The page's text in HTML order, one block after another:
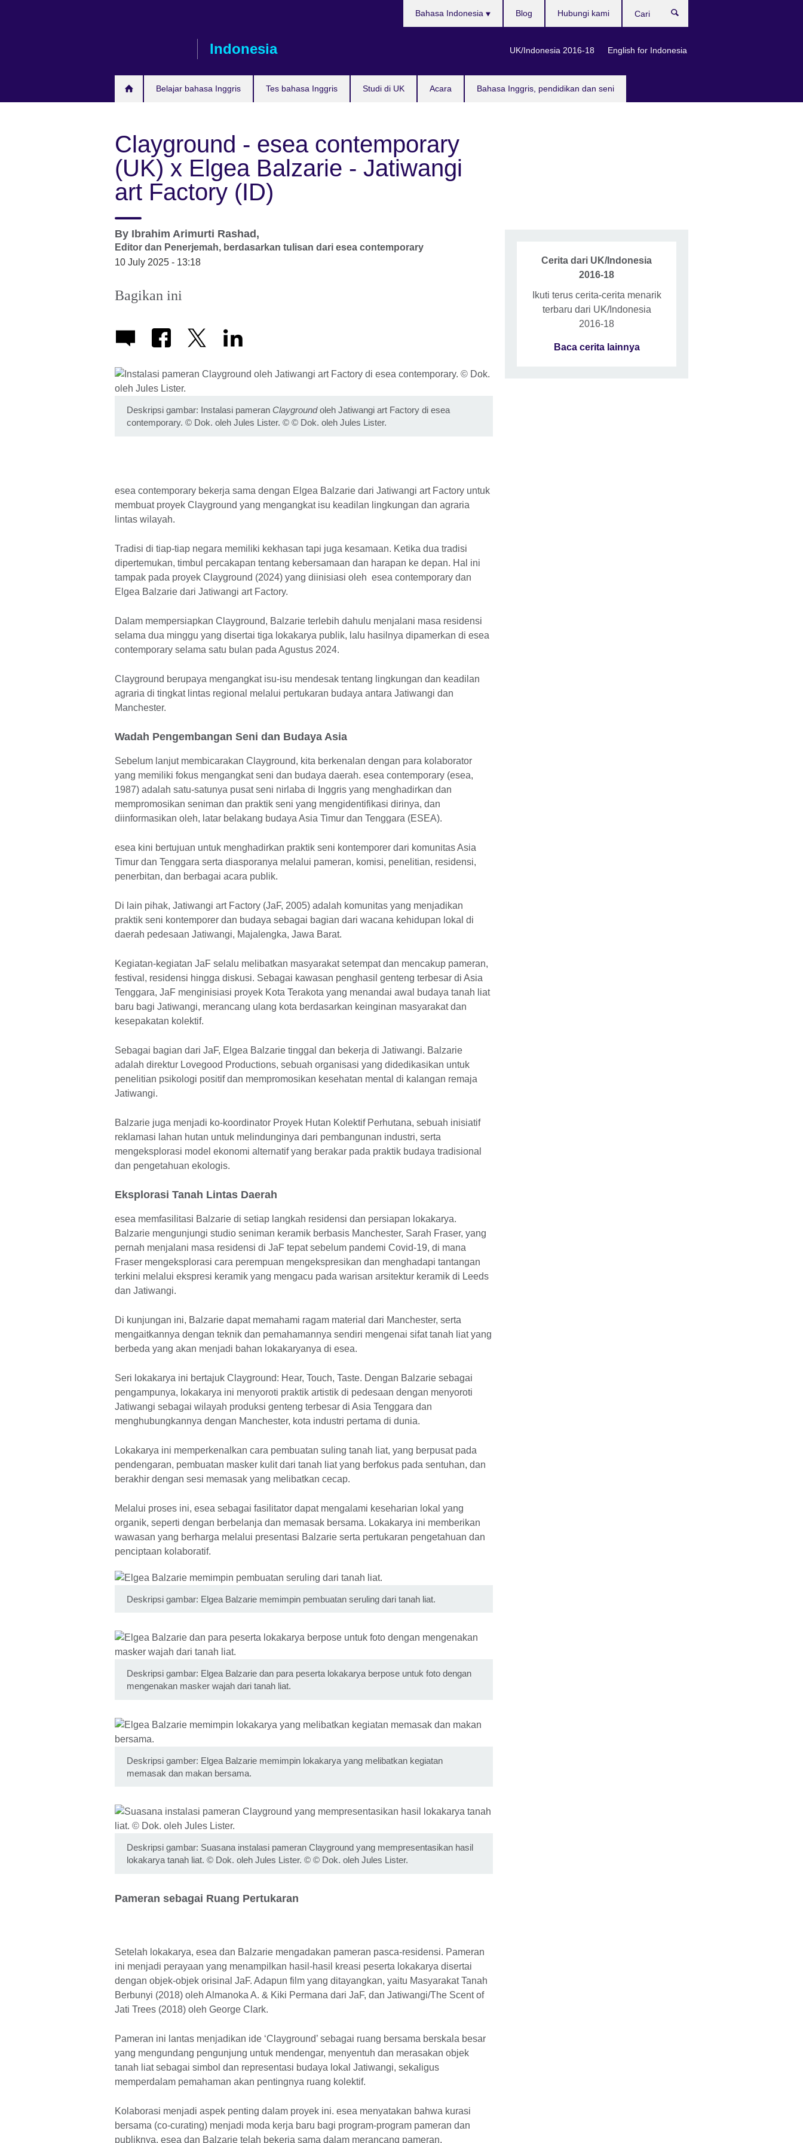
Indonesia
Belajar bahasa Inggris Tes bahasa Inggris Studi di UK Acara Bahasa Inggris, pendidikan dan seni
Bahasa Indonesia
UK/Indonesia 2016-18 English for Indonesia
Blog Hubungi kami
Clayground - esea contemporary
(UK) x Elgea Balzarie - Jatiwangi
art Factory (ID)
By Ibrahim Arimurti Rashad,
Editor dan Penerjemah, berdasarkan tulisan dari esea contemporary
10 July 2025 - 13:18
Bagikan ini
Deskripsi gambar: Instalasi pameran Claygroundoleh Jatiwangi art Factory di esea
contemporary. © Dok. oleh Jules Lister. © © Dok. oleh Jules Lister.
esea contemporary bekerja sama dengan Elgea Balzarie dari Jatiwangi art Factory untuk
membuat proyek Clayground yang mengangkat isu keadilan lingkungan dan agraria
lintas wilayah.
Tradisi di tiap-tiap negara memiliki kekhasan tapi juga kesamaan. Ketika dua tradisi
dipertemukan, timbul percakapan tentang kebersamaan dan harapan ke depan. Hal ini
tampak pada proyek Clayground (2024) yang diinisiasi oleh esea contemporary dan
Elgea Balzarie dari Jatiwangi art Factory.
Dalam mempersiapkan Clayground, Balzarie terlebih dahulu menjalani masa residensi
selama dua minggu yang disertai tiga lokakarya publik, lalu hasilnya dipamerkan di esea
contemporary selama satu bulan pada Agustus 2024.
Clayground berupaya mengangkat isu-isu mendesak tentang lingkungan dan keadilan
agraria di tingkat lintas regional melalui pertukaran budaya antara Jatiwangi dan
Manchester.
Wadah Pengembangan Seni dan Budaya Asia
Sebelum lanjut membicarakan Clayground, kita berkenalan dengan para kolaborator
yang memiliki fokus mengangkat seni dan budaya daerah. esea contemporary (esea,
1987) adalah satu-satunya pusat seni nirlaba di Inggris yang menghadirkan dan
mempromosikan seniman dan praktik seni yang mengidentifikasi dirinya, dan
diinformasikan oleh, latar belakang budaya Asia Timur dan Tenggara (ESEA).
esea kini bertujuan untuk menghadirkan praktik seni kontemporer dari komunitas Asia
Timur dan Tenggara serta diasporanya melalui pameran, komisi, penelitian, residensi,
penerbitan, dan berbagai acara publik.
Di lain pihak, Jatiwangi art Factory (JaF, 2005) adalah komunitas yang menjadikan
praktik seni kontemporer dan budaya sebagai bagian dari wacana kehidupan lokal di
daerah pedesaan Jatiwangi, Majalengka, Jawa Barat.
Kegiatan-kegiatan JaF selalu melibatkan masyarakat setempat dan mencakup pameran,
festival, residensi hingga diskusi. Sebagai kawasan penghasil genteng terbesar di Asia
Tenggara, JaF menginisiasi proyek Kota Terakota yang menandai awal budaya tanah liat
baru bagi Jatiwangi, merancang ulang kota berdasarkan keinginan masyarakat dan
kesepakatan kolektif.
Sebagai bagian dari JaF, Elgea Balzarie tinggal dan bekerja di Jatiwangi. Balzarie
adalah direktur Lovegood Productions, sebuah organisasi yang didedikasikan untuk
penelitian psikologi positif dan mempromosikan kesehatan mental di kalangan remaja
Jatiwangi.
Balzarie juga menjadi ko-koordinator Proyek Hutan Kolektif Perhutana, sebuah inisiatif
reklamasi lahan hutan untuk melindunginya dari pembangunan industri, serta
mengeksplorasi model ekonomi alternatif yang berakar pada praktik budaya tradisional
dan pengetahuan ekologis.
Eksplorasi Tanah Lintas Daerah
esea memfasilitasi Balzarie di setiap langkah residensi dan persiapan lokakarya.
Balzarie mengunjungi studio seniman keramik berbasis Manchester, Sarah Fraser, yang
pernah menjalani masa residensi di JaF tepat sebelum pandemi Covid-19, di mana
Fraser mengeksplorasi cara perempuan mengekspresikan dan menghadapi tantangan
terkini melalui ekspresi keramik yang mengacu pada warisan arsitektur keramik di Leeds
dan Jatiwangi.
Di kunjungan ini, Balzarie dapat memahami ragam material dari Manchester, serta
mengaitkannya dengan teknik dan pemahamannya sendiri mengenai sifat tanah liat yang
berbeda yang akan menjadi bahan lokakaryanya di esea.
Seri lokakarya ini bertajuk Clayground: Hear, Touch, Taste. Dengan Balzarie sebagai
pengampunya, lokakarya ini menyoroti praktik artistik di pedesaan dengan menyoroti
Jatiwangi sebagai wilayah produksi genteng terbesar di Asia Tenggara dan
menghubungkannya dengan Manchester, kota industri pertama di dunia.
Lokakarya ini memperkenalkan cara pembuatan suling tanah liat, yang berpusat pada
pendengaran, pembuatan masker kulit dari tanah liat yang berfokus pada sentuhan, dan
berakhir dengan sesi memasak yang melibatkan cecap.
Melalui proses ini, esea sebagai fasilitator dapat mengalami keseharian lokal yang
organik, seperti dengan berbelanja dan memasak bersama. Lokakarya ini memberikan
wawasan yang berharga melalui presentasi Balzarie serta pertukaran pengetahuan dan
penciptaan kolaboratif.
Deskripsi gambar: Elgea Balzarie memimpin pembuatan seruling dari tanah liat.
Deskripsi gambar: Elgea Balzarie dan para peserta lokakarya berpose untuk foto dengan
mengenakan masker wajah dari tanah liat.
Deskripsi gamber: Elgea Balzarie memimpin lokakarya yang melibatkan kegiatan
memasak dan makan bersama.
Deskripsi gambar: Suasana instalasi pameran Clayground yang mempresentasikan hasil
lokakarya tanah liat. © Dok. oleh Jules Lister. © © Dok. oleh Jules Lister.
Pameran sebagai Ruang Pertukaran
Setelah lokakarya, esea dan Balzarie mengadakan pameran pasca-residensi. Pameran
ini menjadi perayaan yang menampilkan hasil-hasil kreasi peserta lokakarya disertai
dengan objek-objek orisinal JaF. Adapun film yang ditayangkan, yaitu Masyarakat Tanah
Berbunyi (2018) oleh Almanoka A. & Kiki Permana dari JaF, dan Jatiwangi/The Scent of
Jati Trees (2018) oleh George Clark.
Pameran ini lantas menjadikan ide ‘Clayground’ sebagai ruang bersama berskala besar
yang mengundang pengunjung untuk mendengar, menyentuh dan merasakan objek
tanah liat sebagai simbol dan representasi budaya lokal Jatiwangi, sekaligus
memperdalam pemahaman akan pentingnya ruang kolektif.
Kolaborasi menjadi aspek penting dalam proyek ini. esea menyatakan bahwa kurasi
bersama (co-curating) menjadi moda kerja baru bagi program-program pameran dan
publiknya. esea dan Balzarie telah bekerja sama dalam merancang pameran,
Cerita dari UK/Indonesia
2016-18
Ikuti terus cerita-cerita menarik
terbaru dari UK/Indonesia
2016-18
Baca cerita lainnya